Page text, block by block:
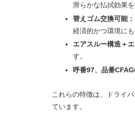
滑らかな払拭効果
替えゴム交換可能：
経済的かつ環境に
エアスルー構造＋
す。
呼番97、品番
これらの特徴は、ドライ
ています。